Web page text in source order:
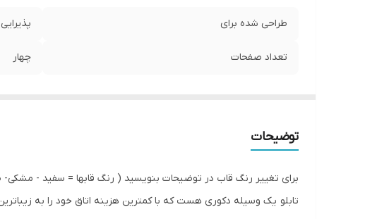
طراحی شده برای پذیرایی
تعداد صفحات چهار
توضیحات
برای تغییر رنگ قاب در توضیحات بنویسید ( رنگ قابها = سفید -
تابلو یک وسیله دکوری هست که با کمترین هزینه اتاق خود را به